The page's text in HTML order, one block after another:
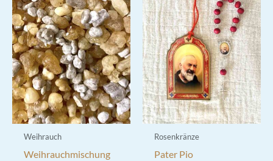
Weihrauch
Weihrauchmischung
Rosenkränze
Pater Pio